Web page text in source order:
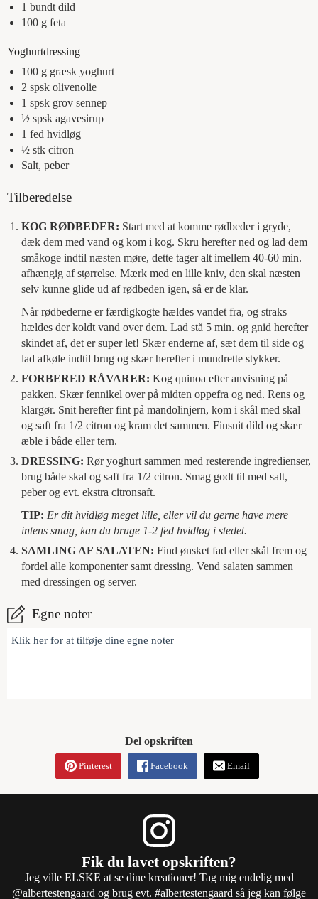
1 bundt dild
100 g feta
Yoghurtdressing
100 g græsk yoghurt
2 spsk olivenolie
1 spsk grov sennep
½ spsk agavesirup
1 fed hvidløg
½ stk citron
Salt, peber
Tilberedelse
KOG RØDBEDER: Start med at komme rødbeder i gryde,
dæk dem med vand og kom i kog. Skru herefter ned og lad dem
småkoge indtil næsten møre, dette tager alt imellem 40-60 min.
afhængig af størrelse. Mærk med en lille kniv, den skal næsten
selv kunne glide ud af rødbeden igen, så er de klar.
Når rødbederne er færdigkogte hældes vandet fra, og straks
hældes der koldt vand over dem. Lad stå 5 min. og gnid herefter
skindet af, det er super let! Skær enderne af, sæt dem til side og
lad afkøle indtil brug og skær herefter i mundrette stykker.
FORBERED RÅVARER: Kog quinoa efter anvisning på
pakken. Skær fennikel over på midten oppefra og ned. Rens og
klargør. Snit herefter fint på mandolinjern, kom i skål med skal
og saft fra 1/2 citron og kram det sammen. Finsnit dild og skær
æble i både eller tern.
DRESSING: Rør yoghurt sammen med resterende ingredienser,
brug både skal og saft fra 1/2 citron. Smag godt til med salt,
peber og evt. ekstra citronsaft.
TIP: Er dit hvidløg meget lille, eller vil du gerne have mere
intens smag, kan du bruge 1-2 fed hvidløg i stedet.
SAMLING AF SALATEN: Find ønsket fad eller skål frem og
fordel alle komponenter samt dressing. Vend salaten sammen
med dressingen og server.
Egne noter
Klik her for at tilføje dine egne noter
Del opskriften
Pinterest Facebook Email
Fik du lavet opskriften?
Jeg ville ELSKE at se dine kreationer! Tag mig endelig med
@albertestengaard og brug evt. #albertestengaard så jeg kan følge